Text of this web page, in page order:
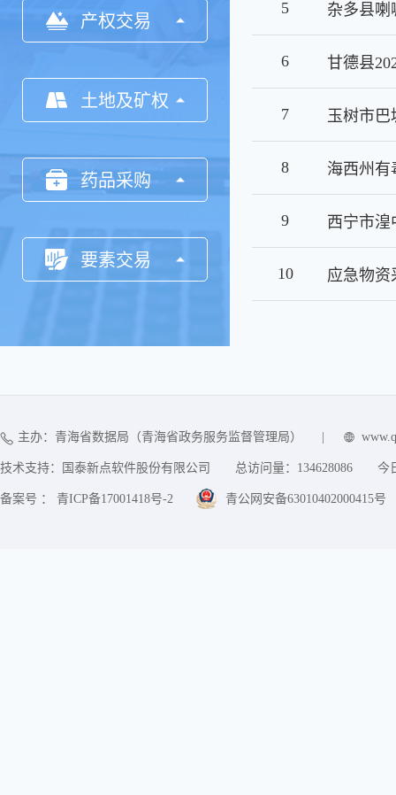
产权交易
土地及矿权
药品采购
要素交易
5
6
7
8
9
10 应急物资
主办：青海省数据局（青海省政务服务监督管理局）
技术支持：国泰新点软件股份有限公司 总访问量： 134628086 今
备案号 ： 青ICP备17001418号-2 青公网安备63010402000415号